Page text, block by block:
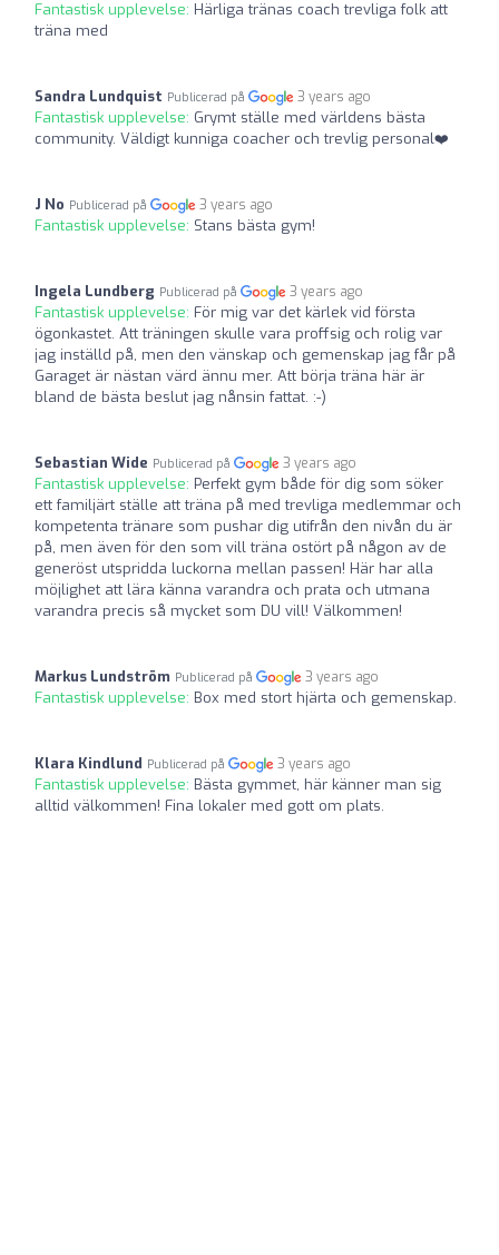
Fantastisk upplevelse: Härliga tränas coach trevliga folk att
träna med
Sandra Lundquist Publicerad på 3 years ago
Fantastisk upplevelse: Grymt ställe med världens bästa
community. Väldigt kunniga coacher och trevlig personal❤️
J No Publicerad på 3 years ago
Fantastisk upplevelse: Stans bästa gym!
Ingela Lundberg Publicerad på 3 years ago
Fantastisk upplevelse: För mig var det kärlek vid första
ögonkastet. Att träningen skulle vara proffsig och rolig var
jag inställd på, men den vänskap och gemenskap jag får på
Garaget är nästan värd ännu mer. Att börja träna här är
bland de bästa beslut jag nånsin fattat. :-)
Sebastian Wide Publicerad på 3 years ago
Fantastisk upplevelse: Perfekt gym både för dig som söker
ett familjärt ställe att träna på med trevliga medlemmar och
kompetenta tränare som pushar dig utifrån den nivån du är
på, men även för den som vill träna ostört på någon av de
generöst utspridda luckorna mellan passen! Här har alla
möjlighet att lära känna varandra och prata och utmana
varandra precis så mycket som DU vill! Välkommen!
Markus Lundström Publicerad på 3 years ago
Fantastisk upplevelse: Box med stort hjärta och gemenskap.
Klara Kindlund Publicerad på 3 years ago
Fantastisk upplevelse: Bästa gymmet, här känner man sig
alltid välkommen! Fina lokaler med gott om plats.